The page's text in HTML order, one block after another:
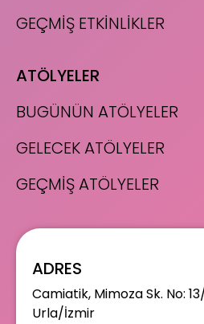
GEÇMİŞ ETKİNLİKLER
ATÖLYELER
BUGÜNÜN ATÖLYELER
GELECEK ATÖLYELER
GEÇMİŞ ATÖLYELER
ADRES
Camiatik, Mimoza Sk. No:
Urla/İzmir